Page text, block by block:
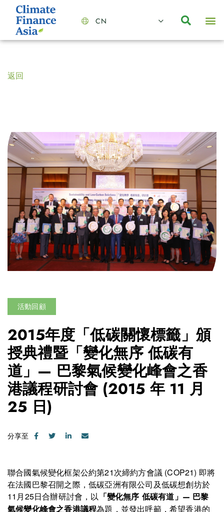
CN
返回
活動回顧
2015年度「低碳關懷標籤」頒
授典禮暨「變化無序 低碳有
道」— 巴黎氣候變化峰會之香
港議程研討會 (2015 年 11 月
25 日)
分享至
聯合國氣候變化框架公約第21次締約方會議 (COP21) 即將
在法國巴黎召開之際，低碳亞洲有限公司及低碳想創坊於
11月25日合辦研討會，以 「變化無序 低碳有道」— 巴黎
氣候變化峰會之香港議程為題，並發出呼籲，希望香港的